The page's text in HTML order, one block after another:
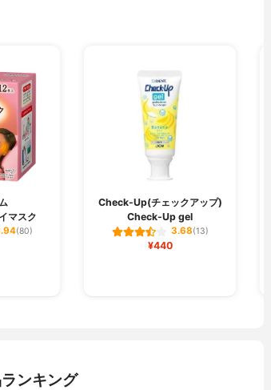
マスク
(80)
Check-Up(チェックアップ)
Check-Up gel
3.68(13)
¥440
ンキング